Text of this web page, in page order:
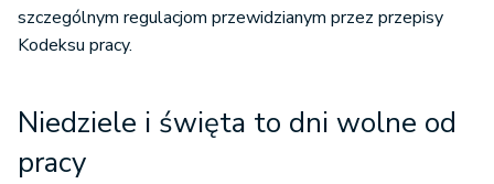
szczególnym regulacjom przewidzianym przez przepisy
Kodeksu pracy.
Niedziele i święta to dni wolne od
pracy